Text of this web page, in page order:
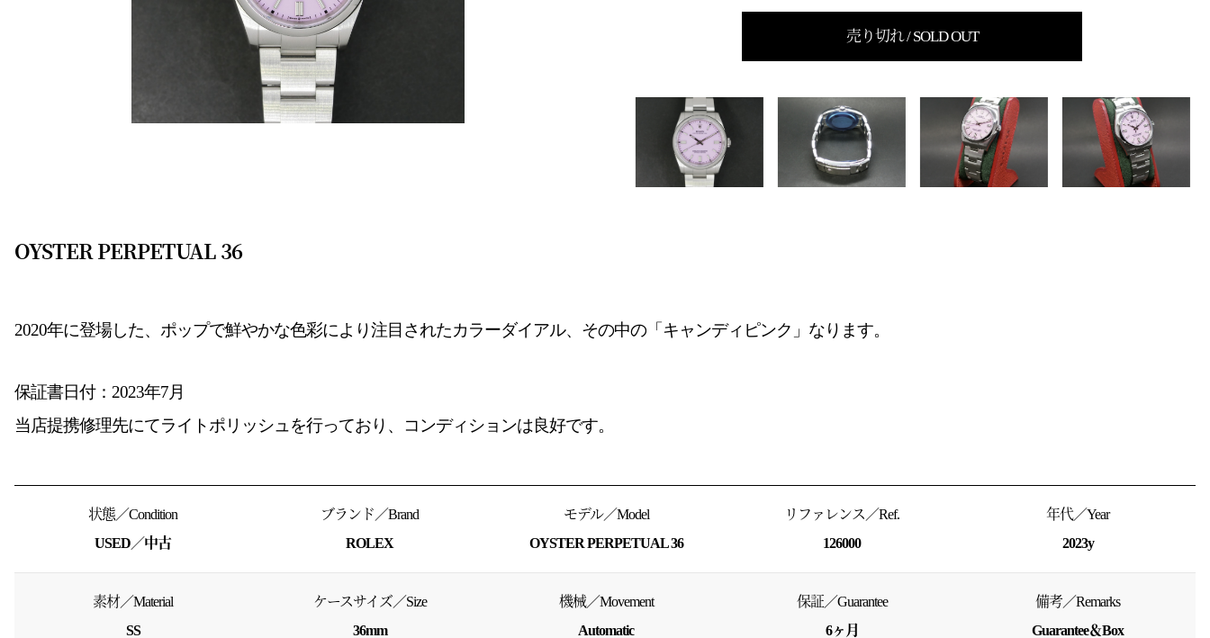
売り切れ / SOLD OUT
OYSTER PERPETUAL 36
2020年に登場した、 ポップで鮮やかな色彩により注目されたカラーダイアル、その中の 「キャンディピンク」なります。
保証書日付：2023年7月
当店提携修理先にてライトポリッシュを行っており、コンディションは良好です。
状態／Condition
USED／中古
ブランド／Brand
ROLEX
モデル／Model
OYSTER PERPETUAL 36
リファレンス／Ref.
126000
年代／Year
2023y
素材／Material
SS
ケースサイズ／Size
36mm
機械／Movement
Automatic
保証／Guarantee
6ヶ月
備考／Remarks
Guarantee＆Box